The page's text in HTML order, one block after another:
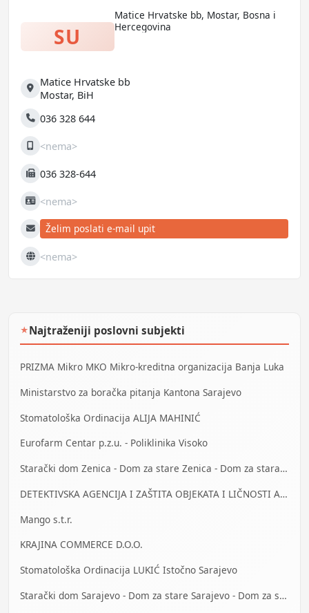
SU
Matice Hrvatske bb, Mostar, Bosna i
Hercegovina
Adresa
Matice Hrvatske bb
Mostar, BiH
Telefon036 328 644
Mobilni<nema>
Fax 036 328-644
JIB <nema>
E-mailŽelim poslati e-mail upit
Web <nema>
★Najtraženiji poslovni subjekti
PRIZMA Mikro MKO Mikro-kreditna organizacija Banja Luka
Ministarstvo za boračka pitanja Kantona Sarajevo
Stomatološka Ordinacija ALIJA MAHINIĆ
Eurofarm Centar p.z.u. - Poliklinika Visoko
Starački dom Zenica - Dom za stare Zenica - Dom za stara lica Zenica
DETEKTIVSKA AGENCIJA I ZAŠTITA OBJEKATA I LIČNOSTI ALFA DM Travnik
Mango s.t.r.
KRAJINA COMMERCE D.O.O.
Stomatološka Ordinacija LUKIĆ Istočno Sarajevo
Starački dom Sarajevo - Dom za stare Sarajevo - Dom za stara lica Sarajevo